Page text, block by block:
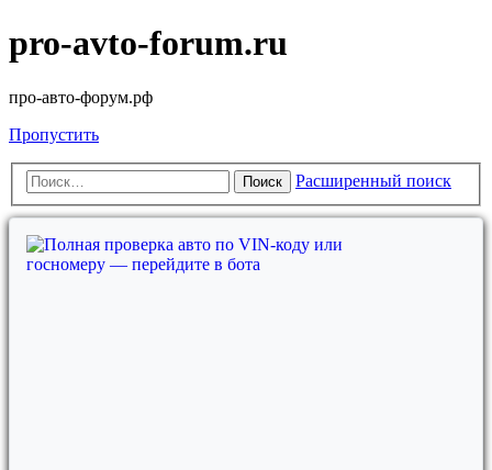
pro-avto-forum.ru
про-авто-форум.рф
Пропустить
Поиск Расширенный поиск